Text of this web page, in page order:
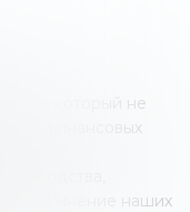
который не
финансовых
и мнение наших